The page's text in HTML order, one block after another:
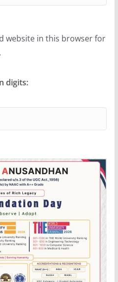
website in this browser for
digits: